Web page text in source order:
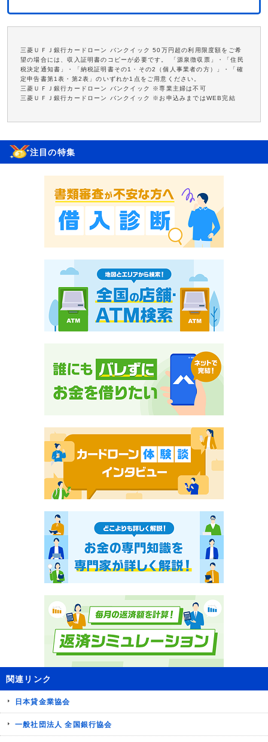
三菱ＵＦＪ銀行カードローン バンクイック 50万円超の利用限度額をご希
望の場合には、収入証明書のコピーが必要です。 「源泉徴収票」・「住民
税決定通知書」・「納税証明書その1・その2（個人事業者の方）」・「確
定申告書第1表・第2表」のいずれか1点をご用意ください。
三菱ＵＦＪ銀行カードローン バンクイック ※専業主婦は不可
三菱ＵＦＪ銀行カードローン バンクイック ※お申込みまではWEB完結
注目の特集
関連リンク
日本貸金業協会
一般社団法人 全国銀行協会